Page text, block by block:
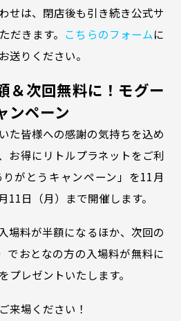
せは、閉店後も引き続き公式サ
だきます。 こちらのフォームに
送りください。
＆次回無料に！モグー
ンペーン
た皆様への感謝の気持ちを込め
お得にリトルプラネットをご利
がとうキャンペーン」を11月
11日（月）まで開催します。
場料が半額になるほか、次回の
でおとなの方の入場料が無料に
プレゼントいたします。
来場ください！